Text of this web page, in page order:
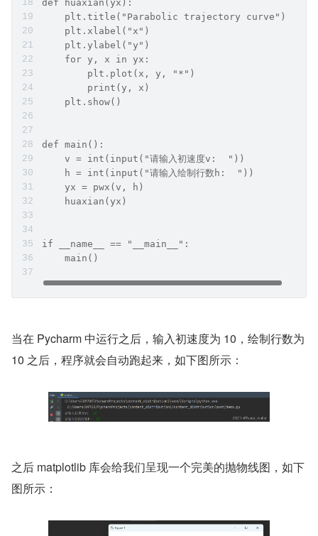
def huaxian(yx):
    plt.title("Parabolic trajectory curve")
    plt.xlabel("x")
    plt.ylabel("y")
    for y, x in yx:
        plt.plot(x, y, "*")
        print(y, x)
    plt.show()
def main():
    v = int(input("请输入初速度v:  "))
    h = int(input("请输入绘制行数h:  "))
    yx = pwx(v, h)
    huaxian(yx)
if __name__ == "__main__":
    main()
当在 Pycharm 中运行之后，输入初速度为 10，绘制行数为
10 之后，程序就会自动跑起来，如下图所示：
之后 matplotlib 库会给我们呈现一个完美的抛物线图，如下
图所示：